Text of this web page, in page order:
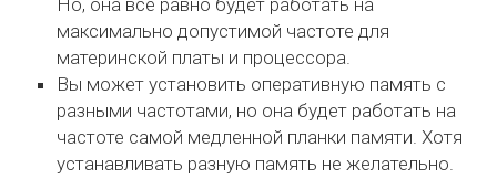
Но, она все равно будет работать на
максимально допустимой частоте для
материнской платы и процессора.
Вы может установить оперативную память с
разными частотами, но она будет работать на
частоте самой медленной планки памяти. Хотя
устанавливать разную память не желательно.